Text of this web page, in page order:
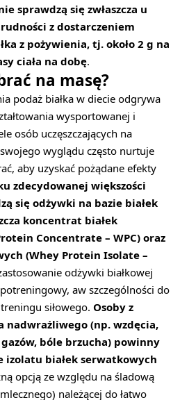
sprawdzą się zwłaszcza u
z dostarczeniem
z pożywienia, tj. około 2 g na
ciała na dobę
na masę?
podaż białka w diecie odgrywa
wysportowanej i
osób uczęszczających na
wyglądu często nurtuje
aby uzyskać pożądane efekty
zdecydowanej większości
się odżywki na bazie białek
koncentrat białek
Concentrate – WPC) oraz
(Whey Protein Isolate –
odżywki białkowej
aw szczególności do
siłowego. Osoby z
nadwrażliwego (np. wzdęcia,
bóle brzucha) powinny
izolatu białek serwatkowych
opcją ze względu na śladową
należącej do łatwo